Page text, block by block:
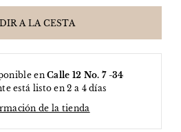
enCalle 12 No. 7 -34
está listo en 2 a 4 días
de la tienda